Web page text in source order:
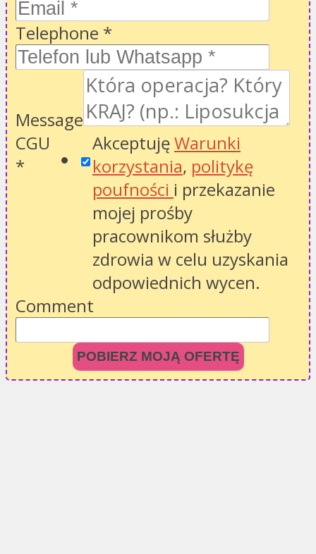
Telephone *
Message
CGU
*
AkceptujęWarunki
korzystania, politykę
poufności i przekazanie
mojej prośby
pracownikom służby
zdrowia w celu uzyskania
odpowiednich wycen.
Comment
POBIERZ MOJĄ OFERTĘ